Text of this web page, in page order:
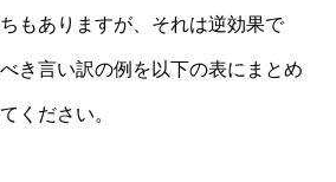
もありますが、それは逆効果で
き言い訳の例を以下の表にまとめ
ください。